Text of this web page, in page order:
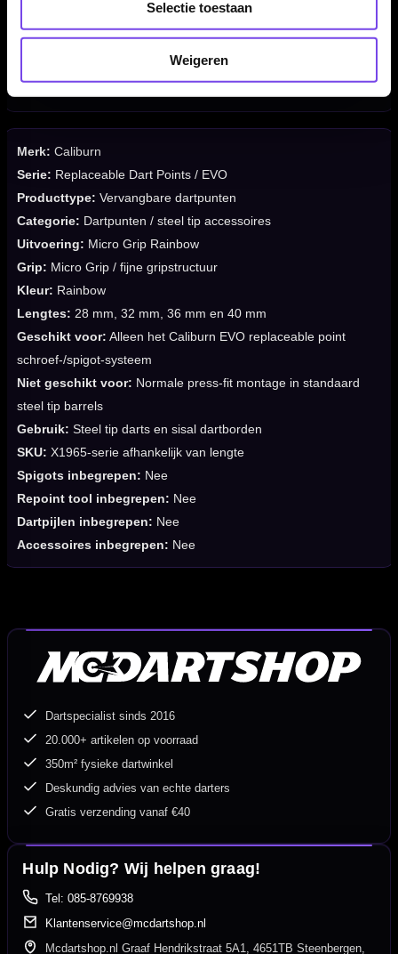
Selectie toestaan
Weigeren
Rainbow afwerking voor een opvallende dartsetup
✓ Verkrijgbaar in 28 mm, 32 mm, 36 mm en 40 mm
Geschikt voor steel tip darts en sisal dartborden
✓ Spigots, tool en dartpijlen niet inbegrepen
Merk: Caliburn
Serie: Replaceable Dart Points / EVO
Producttype: Vervangbare dartpunten
Categorie: Dartpunten / steel tip accessoires
Uitvoering: Micro Grip Rainbow
Grip: Micro Grip / fijne gripstructuur
Kleur: Rainbow
Lengtes: 28 mm, 32 mm, 36 mm en 40 mm
Geschikt voor: Alleen het Caliburn EVO replaceable point
schroef-/spigot-systeem
Niet geschikt voor: Normale press-fit montage in standaard
steel tip barrels
Gebruik: Steel tip darts en sisal dartborden
SKU: X1965-serie afhankelijk van lengte
Spigots inbegrepen: Nee
Repoint tool inbegrepen: Nee
Dartpijlen inbegrepen: Nee
Accessoires inbegrepen: Nee
Dartspecialist sinds 2016
20.000+ artikelen op voorraad
350m² fysieke dartwinkel
Deskundig advies van echte darters
Gratis verzending vanaf €40
Hulp Nodig? Wij helpen graag!
Tel: 085-8769938
Klantenservice@mcdartshop.nl
Mcdartshop.nl Graaf Hendrikstraat 5A1, 4651TB Steenbergen,